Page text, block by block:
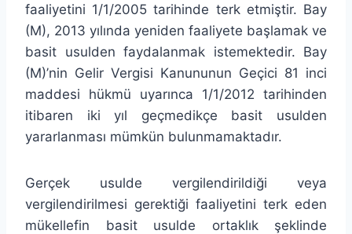
faaliyetini 1/1/2005 tarihinde terk etmiştir. Bay
(M), 2013 yılında yeniden faaliyete başlamak ve
basit usulden faydalanmak istemektedir. Bay
(M)’nin Gelir Vergisi Kanununun Geçici 81 inci
maddesi hükmü uyarınca 1/1/2012 tarihinden
itibaren iki yıl geçmedikçe basit usulden
yararlanması mümkün bulunmamaktadır.
Gerçek usulde vergilendirildiği veya
vergilendirilmesi gerektiği faaliyetini terk eden
mükellefin basit usulde ortaklık şeklinde